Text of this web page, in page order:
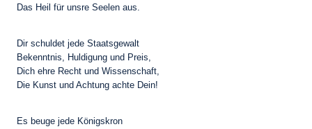
Das Heil für unsre Seelen aus.
Dir schuldet jede Staatsgewalt
Bekenntnis, Huldigung und Preis,
Dich ehre Recht und Wissenschaft,
Die Kunst und Achtung achte Dein!
Es beuge jede Königskron